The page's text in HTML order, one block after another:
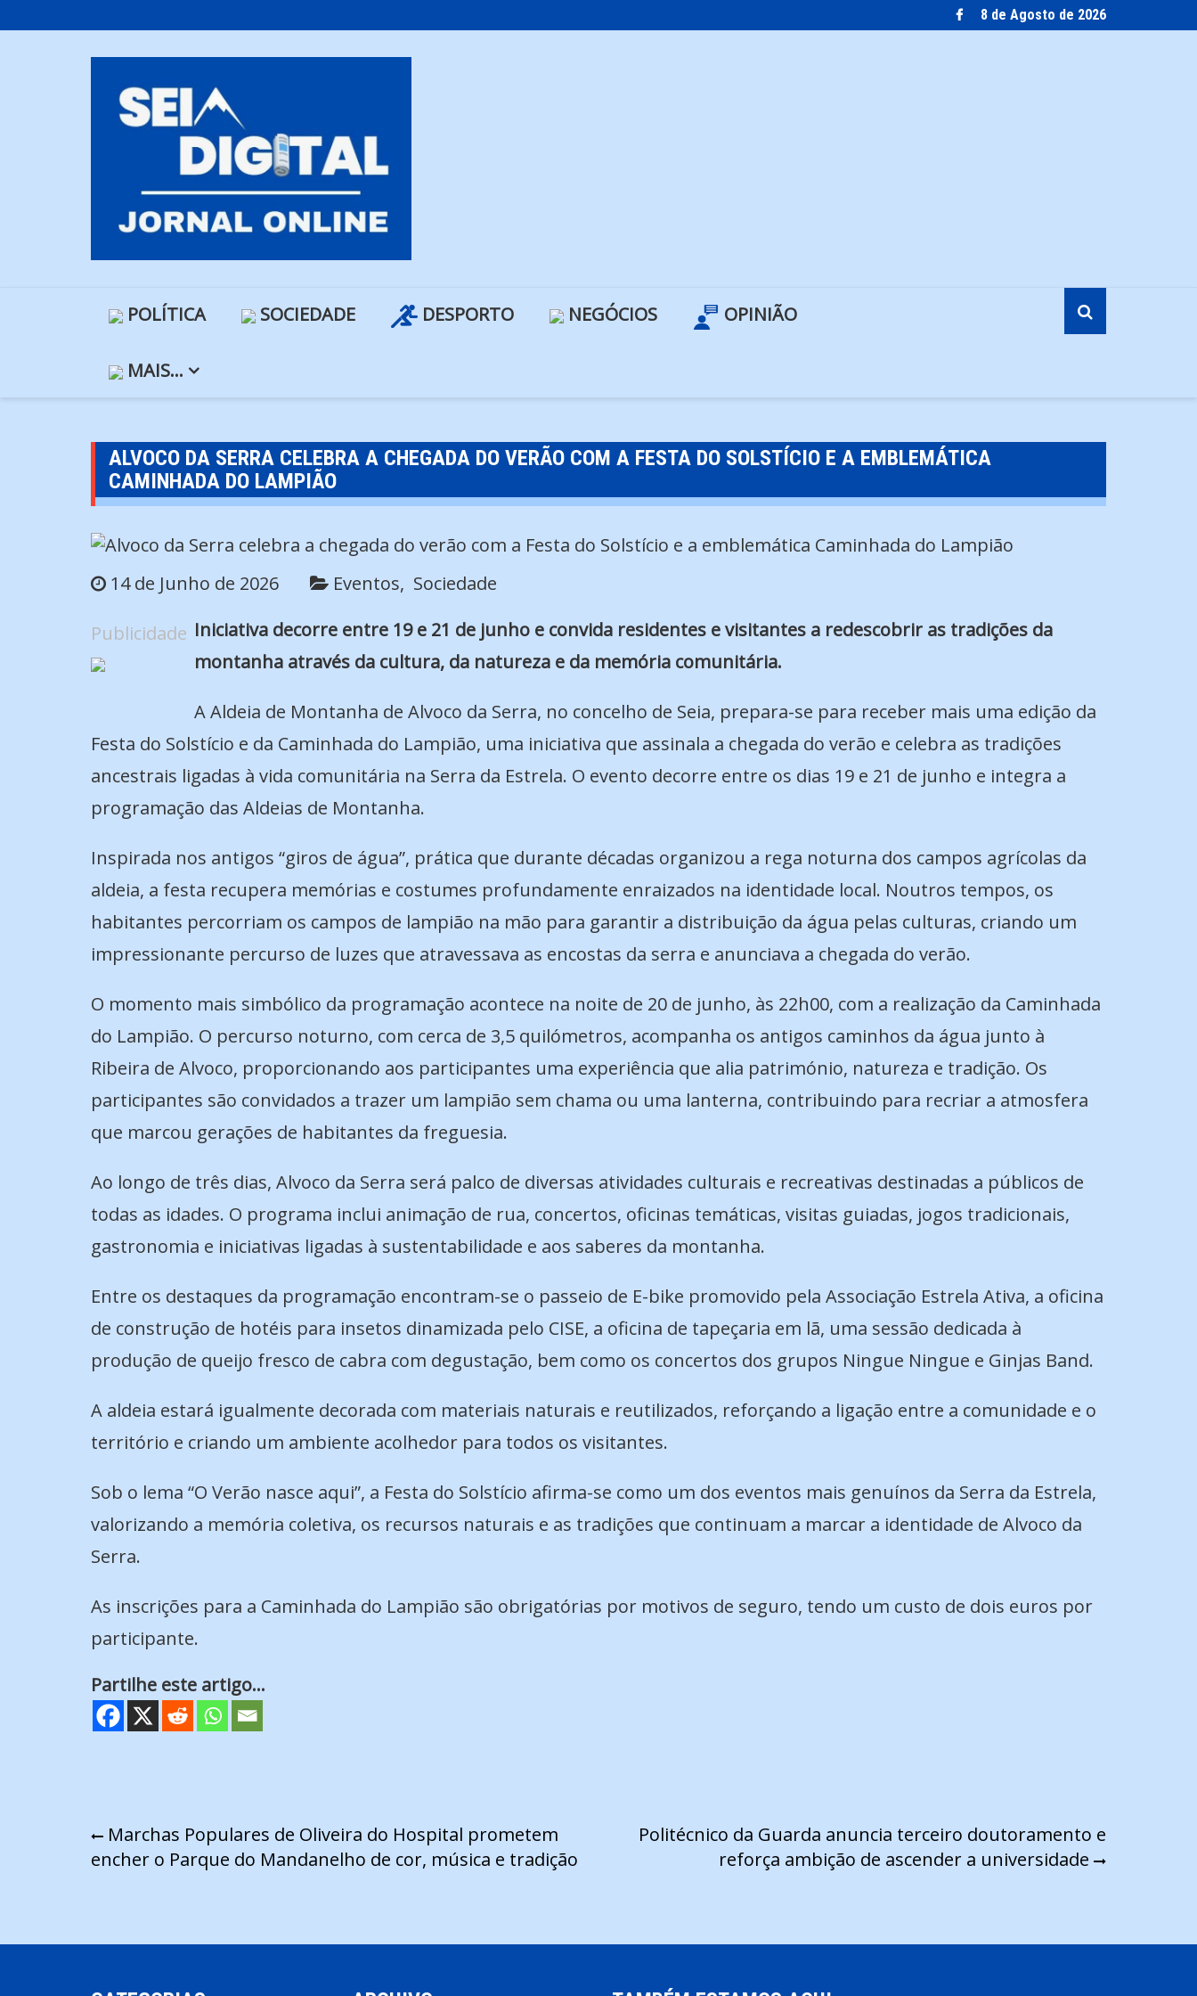
to
8 de Agosto de 2026
POLÍTICA SOCIEDADE DESPORTO NEGÓCIOS OPINIÃO
MAIS…
ALVOCO DA SERRA CELEBRA A CHEGADA DO VERÃO COM A FESTA DO SOLSTÍCIO E A EMBLEMÁTICA
CAMINHADA DO LAMPIÃO
14 de Junho de 2026 Eventos Sociedade
Publicidade Iniciativa decorre entre 19 e 21 de junho e convida residentes e visitantes a redescobrir as tradições da
montanha através da cultura, da natureza e da memória comunitária.
A Aldeia de Montanha de Alvoco da Serra, no concelho de Seia, prepara-se para receber mais uma edição da
Festa do Solstício e da Caminhada do Lampião, uma iniciativa que assinala a chegada do verão e celebra as tradições
ancestrais ligadas à vida comunitária na Serra da Estrela. O evento decorre entre os dias 19 e 21 de junho e integra a
programação das Aldeias de Montanha.
Inspirada nos antigos “giros de água”, prática que durante décadas organizou a rega noturna dos campos agrícolas da
aldeia, a festa recupera memórias e costumes profundamente enraizados na identidade local. Noutros tempos, os
habitantes percorriam os campos de lampião na mão para garantir a distribuição da água pelas culturas, criando um
impressionante percurso de luzes que atravessava as encostas da serra e anunciava a chegada do verão.
O momento mais simbólico da programação acontece na noite de 20 de junho, às 22h00, com a realização da Caminhada
do Lampião. O percurso noturno, com cerca de 3,5 quilómetros, acompanha os antigos caminhos da água junto à
Ribeira de Alvoco, proporcionando aos participantes uma experiência que alia património, natureza e tradição. Os
participantes são convidados a trazer um lampião sem chama ou uma lanterna, contribuindo para recriar a atmosfera
que marcou gerações de habitantes da freguesia.
Ao longo de três dias, Alvoco da Serra será palco de diversas atividades culturais e recreativas destinadas a públicos de
todas as idades. O programa inclui animação de rua, concertos, oficinas temáticas, visitas guiadas, jogos tradicionais,
gastronomia e iniciativas ligadas à sustentabilidade e aos saberes da montanha.
Entre os destaques da programação encontram-se o passeio de E-bike promovido pela Associação Estrela Ativa, a oficina
de construção de hotéis para insetos dinamizada pelo CISE, a oficina de tapeçaria em lã, uma sessão dedicada à
produção de queijo fresco de cabra com degustação, bem como os concertos dos grupos Ningue Ningue e Ginjas Band.
A aldeia estará igualmente decorada com materiais naturais e reutilizados, reforçando a ligação entre a comunidade e o
território e criando um ambiente acolhedor para todos os visitantes.
Sob o lema “O Verão nasce aqui”, a Festa do Solstício afirma-se como um dos eventos mais genuínos da Serra da Estrela,
valorizando a memória coletiva, os recursos naturais e as tradições que continuam a marcar a identidade de Alvoco da
Serra.
As inscrições para a Caminhada do Lampião são obrigatórias por motivos de seguro, tendo um custo de dois euros por
participante.
Partilhe este artigo...
Navegação
de
Marchas Populares de Oliveira do Hospital prometem
encher o Parque do Mandanelho de cor, música e tradição
Politécnico da Guarda anuncia terceiro doutoramento e
reforça ambição de ascender a universidade